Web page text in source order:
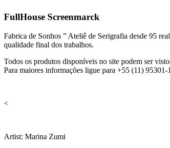
FullHouse Screenmarck
Fabrica de Sonhos ” Ateliê de Serigrafia desde 95
qualidade final dos trabalhos.
Todos os produtos disponíveis no site podem ser
Para maiores informações ligue para +55 (11)
<
Artist: Marina Zumi